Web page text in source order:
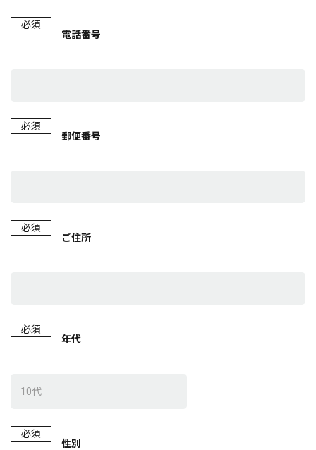
必須
電話番号
必須
郵便番号
必須
ご住所
必須
年代
必須
性別